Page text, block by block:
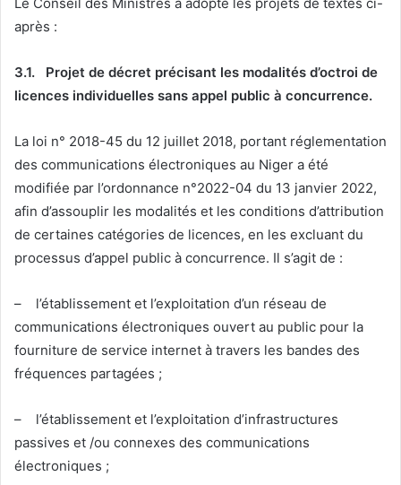
après :
3.1. Projet de décret précisant les modalités d’octroi de
licences individuelles sans appel public à concurrence.
La loi n° 2018-45 du 12 juillet 2018, portant réglementation
des communications électroniques au Niger a été
modifiée par l’ordonnance n°2022-04 du 13 janvier 2022,
afin d’assouplir les modalités et les conditions d’attribution
de certaines catégories de licences, en les excluant du
processus d’appel public à concurrence. Il s’agit de :
– l’établissement et l’exploitation d’un réseau de
communications électroniques ouvert au public pour la
fourniture de service internet à travers les bandes des
fréquences partagées ;
– l’établissement et l’exploitation d’infrastructures
passives et /ou connexes des communications
électroniques ;